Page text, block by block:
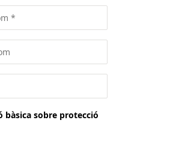
bàsica sobre protecció